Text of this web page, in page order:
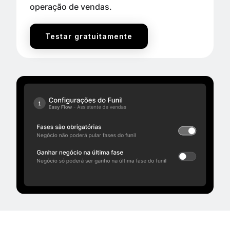
operação de vendas.
Testar gratuitamente